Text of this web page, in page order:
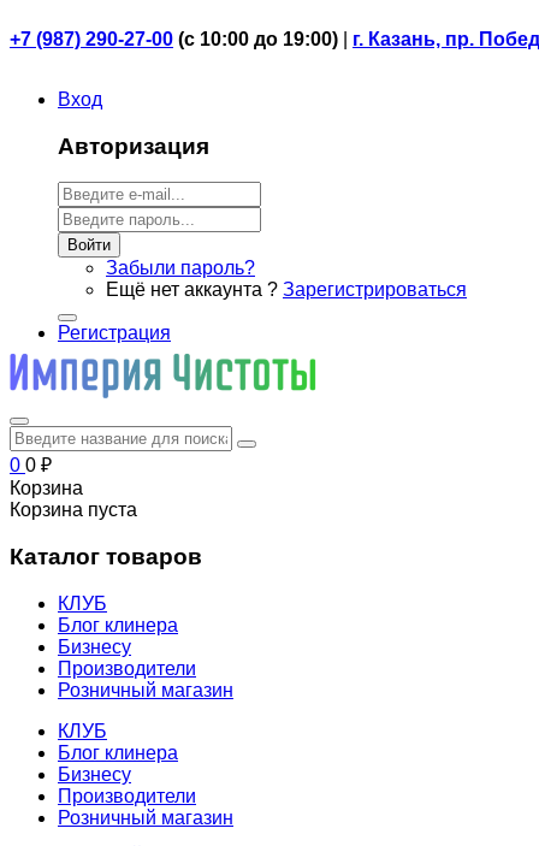
+7 (987) 290-27-00 (с 10:00 до 19:00) г. Казань, пр.
Вход
Авторизация
Войти
Забыли пароль?
Ещё нет аккаунта ? Зарегистрироваться
Регистрация
0 0 ₽
Корзина
Корзина пуста
Каталог товаров
КЛУБ
Блог клинера
Бизнесу
Производители
Розничный магазин
КЛУБ
Блог клинера
Бизнесу
Производители
Розничный магазин